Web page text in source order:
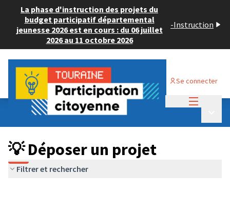
La phase d'instruction des projets du
budget participatif départemental
jeunesse 2026 est en cours : du 06 juillet
2026 au 11 octobre 2026
-Instruction
Se connecter
Budget Participatif ADULTE 2024
💡 Déposer un projet
💡 Déposer un projet
Filtrer et rechercher